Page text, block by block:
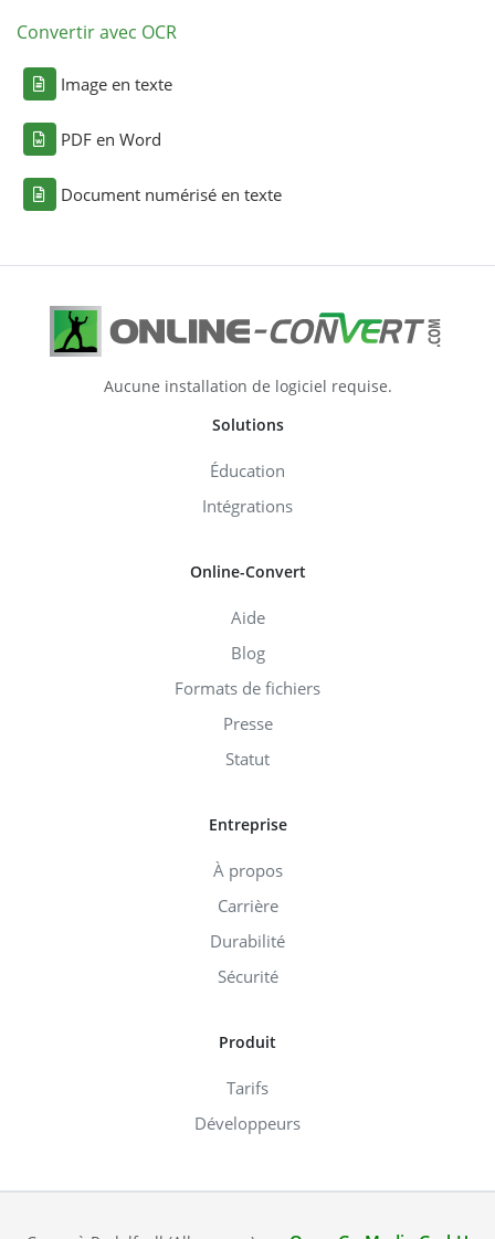
Convertir avec OCR
Image en texte
PDF en Word
Document numérisé en texte
Aucune installation de logiciel requise.
Solutions
Éducation
Intégrations
Online-Convert
Aide
Blog
Formats de fichiers
Presse
Statut
Entreprise
À propos
Carrière
Durabilité
Sécurité
Produit
Tarifs
Développeurs